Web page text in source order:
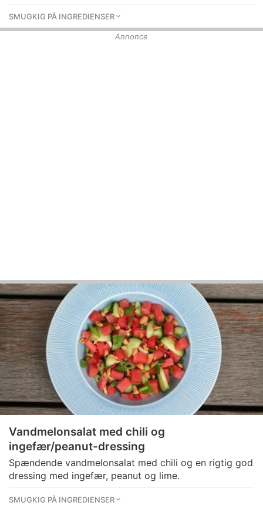
SMUGKIG PÅ INGREDIENSER
Annonce
Vandmelonsalat med chili og
ingefær/peanut-dressing
Spændende vandmelonsalat med chili og en rigtig god
dressing med ingefær, peanut og lime.
SMUGKIG PÅ INGREDIENSER